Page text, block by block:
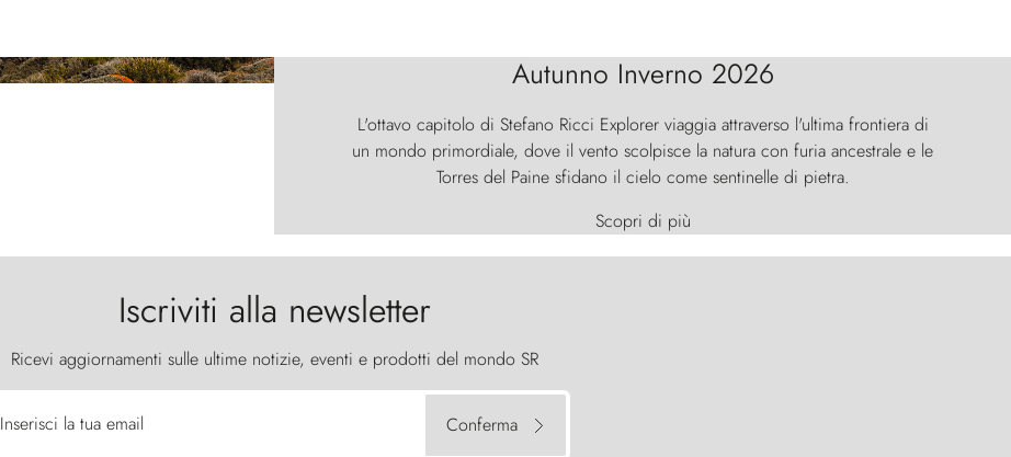
Autunno Inverno 2026
L'ottavo capitolo di Stefano Ricci Explorer viaggia attraverso l'ultima frontiera di
un mondo primordiale, dove il vento scolpisce la natura con furia ancestrale e le
Torres del Paine sfidano il cielo come sentinelle di pietra.
Scopri di più
Iscriviti alla newsletter
Ricevi aggiornamenti sulle ultime notizie, eventi e prodotti del mondo SR
Inserisci la tua email Conferma